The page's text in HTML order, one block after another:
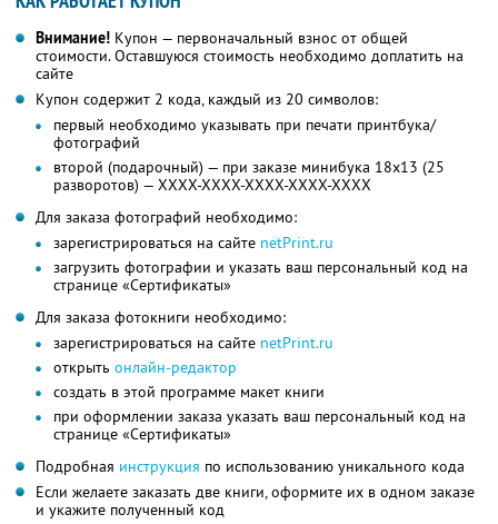
Внимание! Купон — первоначальный взнос от общей
стоимости. Оставшуюся стоимость необходимо доплатить на
сайте
Купон содержит 2 кода, каждый из 20 символов:
первый необходимо указывать при печати принтбука/
фотографий
второй (подарочный) — при заказе минибука 18х13 (25
разворотов) — XXXX-XXXX-XXXX-XXXX-XXXX
Для заказа фотографий необходимо:
зарегистрироваться на сайте netPrint.ru
загрузить фотографии и указать ваш персональный код на
странице «Сертификаты»
Для заказа фотокниги необходимо:
зарегистрироваться на сайте netPrint.ru
открыть онлайн-редактор
создать в этой программе макет книги
при оформлении заказа указать ваш персональный код на
странице «Сертификаты»
Подробная инструкция по использованию уникального кода
Если желаете заказать две книги, оформите их в одном заказе
и укажите полученный код